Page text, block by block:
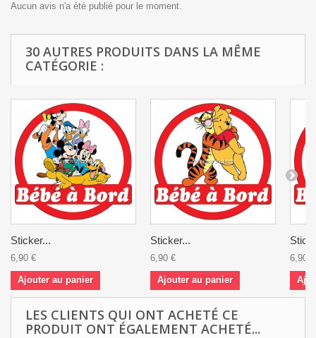
Aucun avis n'a été publié pour le moment.
30 AUTRES PRODUITS DANS LA MÊME
CATÉGORIE :
Sticker...
6,90 €
Ajouter au panier
Sticker...
6,90 €
Ajouter au panier
6,90 €
LES CLIENTS QUI ONT ACHETÉ CE
PRODUIT ONT ÉGALEMENT ACHETÉ...